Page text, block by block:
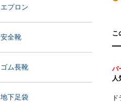
エプロン
安全靴
ゴム長靴
地下足袋
こ
バ
人